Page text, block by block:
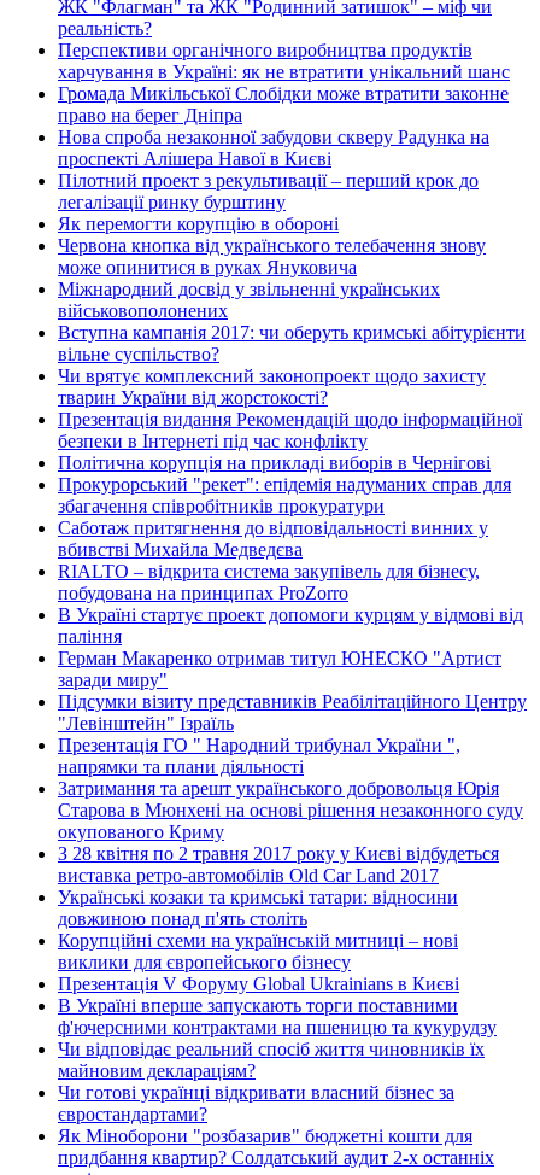
ЖК "Флагман" та ЖК "Родинний затишок" – міф чи
реальність?
Перспективи органічного виробництва продуктів
харчування в Україні: як не втратити унікальний шанс
Громада Микільської Слобідки може втратити законне
право на берег Дніпра
Нова спроба незаконної забудови скверу Радунка на
проспекті Алішера Навої в Києві
Пілотний проект з рекультивації – перший крок до
легалізації ринку бурштину
Як перемогти корупцію в обороні
Червона кнопка від українського телебачення знову
може опинитися в руках Януковича
Міжнародний досвід у звільненні українських
військовополонених
Вступна кампанія 2017: чи оберуть кримські абітурієнти
вільне суспільство?
Чи врятує комплексний законопроект щодо захисту
тварин України від жорстокості?
Презентація видання Рекомендацій щодо інформаційної
безпеки в Інтернеті під час конфлікту
Політична корупція на прикладі виборів в Чернігові
Прокурорський "рекет": епідемія надуманих справ для
збагачення співробітників прокуратури
Саботаж притягнення до відповідальності винних у
вбивстві Михайла Медведєва
RIALTO – відкрита система закупівель для бізнесу,
побудована на принципах ProZorro
В Україні стартує проект допомоги курцям у відмові від
паління
Герман Макаренко отримав титул ЮНЕСКО "Артист
заради миру"
Підсумки візиту представників Реабілітаційного Центру
"Левінштейн" Ізраїль
Презентація ГО " Народний трибунал України ",
напрямки та плани діяльності
Затримання та арешт українського добровольця Юрія
Старова в Мюнхені на основі рішення незаконного суду
окупованого Криму
З 28 квітня по 2 травня 2017 року у Києві відбудеться
виставка ретро-автомобілів Old Car Land 2017
Українські козаки та кримські татари: відносини
довжиною понад п'ять століть
Корупційні схеми на українській митниці – нові
виклики для європейського бізнесу
Презентація V Форуму Global Ukrainians в Києві
В Україні вперше запускають торги поставними
ф'ючерсними контрактами на пшеницю та кукурудзу
Чи відповідає реальний спосіб життя чиновників їх
майновим деклараціям?
Чи готові українці відкривати власний бізнес за
євростандартами?
Як Міноборони "розбазарив" бюджетні кошти для
придбання квартир? Солдатський аудит 2-х останніх